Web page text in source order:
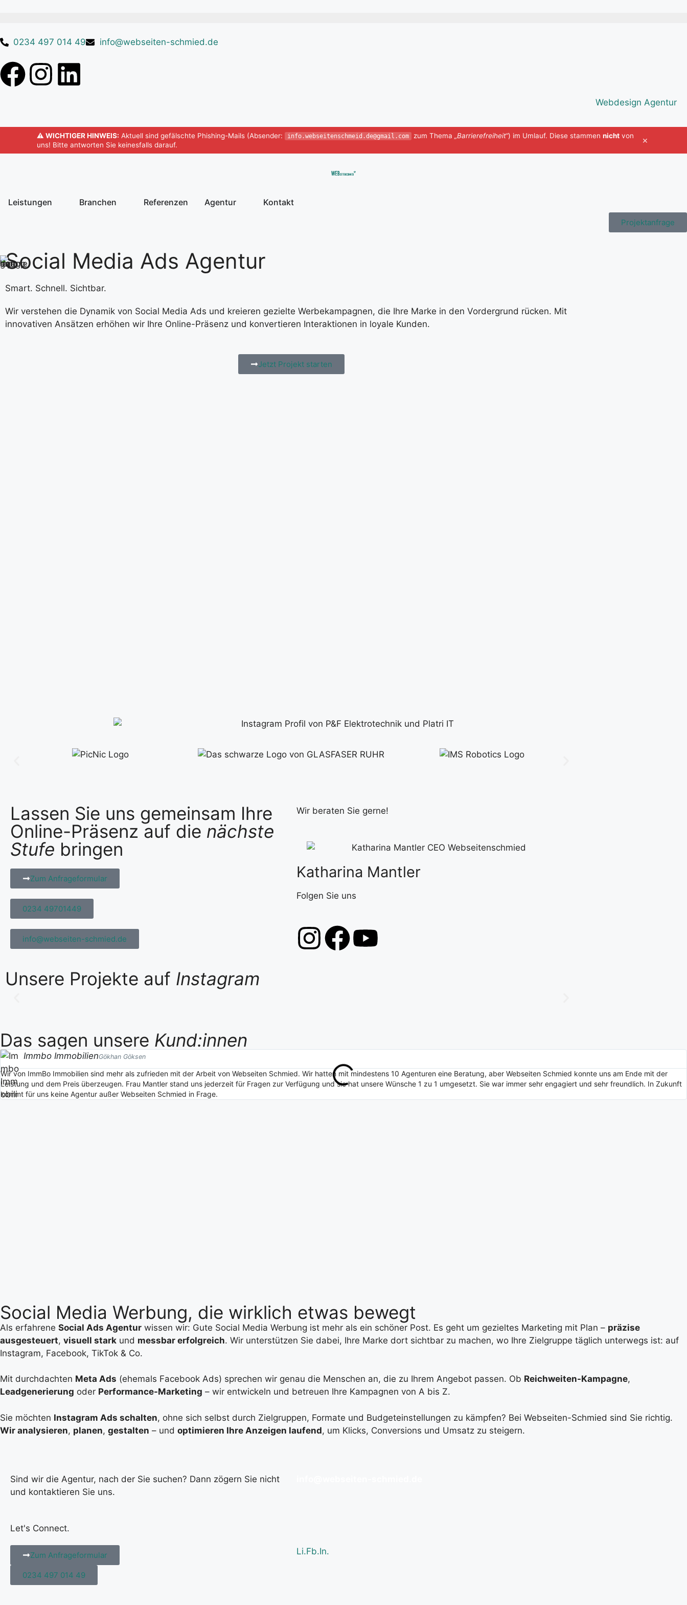
0234 497 014 49 info@webseiten-schmied.de
Webdesign Agentur
⚠️ WICHTIGER HINWEIS: Aktuell sind gefälschte Phishing-Mails (Absender: info.webseitenschmeid.de@gmail.com zum Thema „Barrierefreiheit“) im Umlauf. Diese stammen nicht von
uns! Bitte antworten Sie keinesfalls darauf.
×
Leistungen Branchen Referenzen Agentur Kontakt
Projektanfrage
Social Media Ads Agentur
Smart. Schnell. Sichtbar.
Wir verstehen die Dynamik von Social Media Ads und kreieren gezielte Werbekampagnen, die Ihre Marke in den Vordergrund rücken. Mit
innovativen Ansätzen erhöhen wir Ihre Online-Präsenz und konvertieren Interaktionen in loyale Kunden.
Jetzt Projekt starten
Lassen Sie uns gemeinsam Ihre
Online-Präsenz auf die nächste
Stufe bringen
Zum Anfrageformular
0234 49701449
info@webseiten-schmied.de
Wir beraten Sie gerne!
Katharina Mantler
Folgen Sie uns
Unsere Projekte auf Instagram
Das sagen unsere Kund:innen
Immbo ImmobilienGökhan Göksen
Wir von ImmBo Immobilien sind mehr als zufrieden mit der Arbeit von Webseiten Schmied. Wir hatten mit mindestens 10 Agenturen eine Beratung, aber Webseiten Schmied konnte uns am Ende mit der
Leistung und dem Preis überzeugen. Frau Mantler stand uns jederzeit für Fragen zur Verfügung und sie hat unsere Wünsche 1 zu 1 umgesetzt. Sie war immer sehr engagiert und sehr freundlich. In Zukunft
kommt für uns keine Agentur außer Webseiten Schmied in Frage.
Social Media Werbung, die wirklich etwas bewegt
Als erfahrene Social Ads Agentur wissen wir: Gute Social Media Werbung ist mehr als ein schöner Post. Es geht um gezieltes Marketing mit Plan – präzise
ausgesteuert, visuell stark und messbar erfolgreich. Wir unterstützen Sie dabei, Ihre Marke dort sichtbar zu machen, wo Ihre Zielgruppe täglich unterwegs ist: auf
Instagram, Facebook, TikTok & Co.
Mit durchdachten Meta Ads (ehemals Facebook Ads) sprechen wir genau die Menschen an, die zu Ihrem Angebot passen. Ob Reichweiten-Kampagne,
Leadgenerierung oder Performance-Marketing – wir entwickeln und betreuen Ihre Kampagnen von A bis Z.
Sie möchten Instagram Ads schalten, ohne sich selbst durch Zielgruppen, Formate und Budgeteinstellungen zu kämpfen? Bei Webseiten-Schmied sind Sie richtig.
Wir analysieren, planen, gestalten – und optimieren Ihre Anzeigen laufend, um Klicks, Conversions und Umsatz zu steigern.
Sind wir die Agentur, nach der Sie suchen? Dann zögern Sie nicht
und kontaktieren Sie uns.
Let's Connect.
Zum Anfrageformular
0234 497 014 49
Li.Fb.In.